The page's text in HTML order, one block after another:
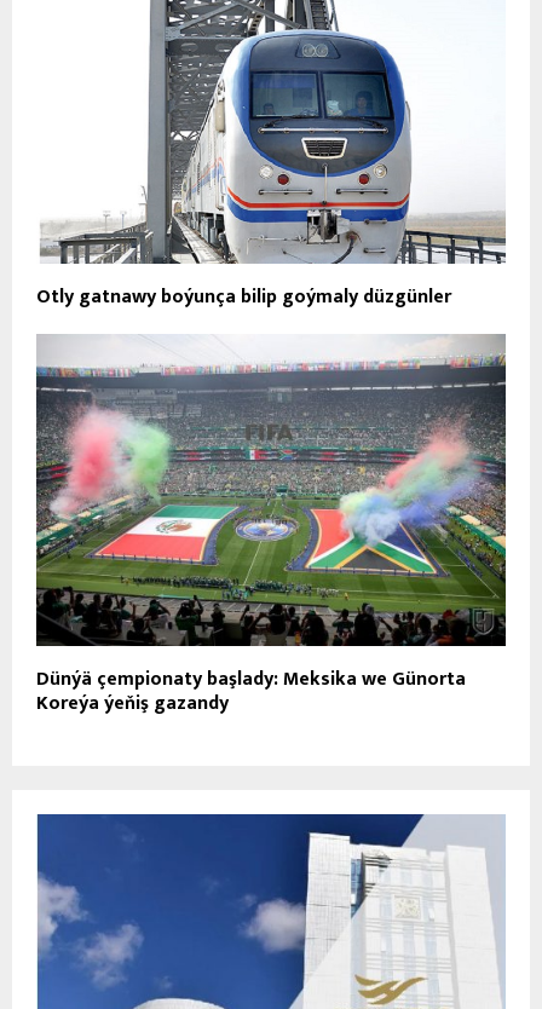
Otly gatnawy boýunça bilip goýmaly düzgünler
Dünýä çempionaty başlady: Meksika we Günorta
Koreýa ýeňiş gazandy